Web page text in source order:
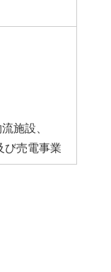
施設、
び売電事業